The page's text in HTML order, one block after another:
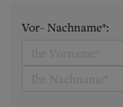
Vor- Nachname*: